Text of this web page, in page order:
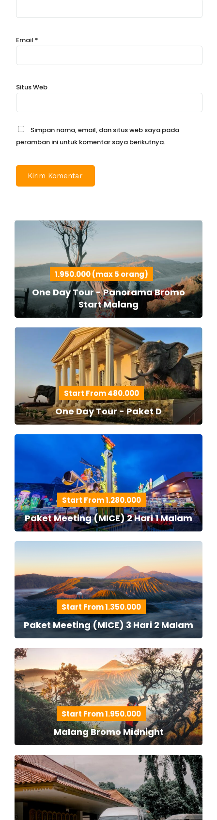
Email *
Situs Web
Simpan nama, email, dan situs web saya pada
peramban ini untuk komentar saya berikutnya.
1.950.000 (max 5 orang)
One Day Tour - Panorama Bromo
Start Malang
Start From 480.000
One Day Tour - Paket D
Start From 1.280.000
Paket Meeting (MICE) 2 Hari 1 Malam
Start From 1.350.000
Paket Meeting (MICE) 3 Hari 2 Malam
Start From 1.950.000
Malang Bromo Midnight